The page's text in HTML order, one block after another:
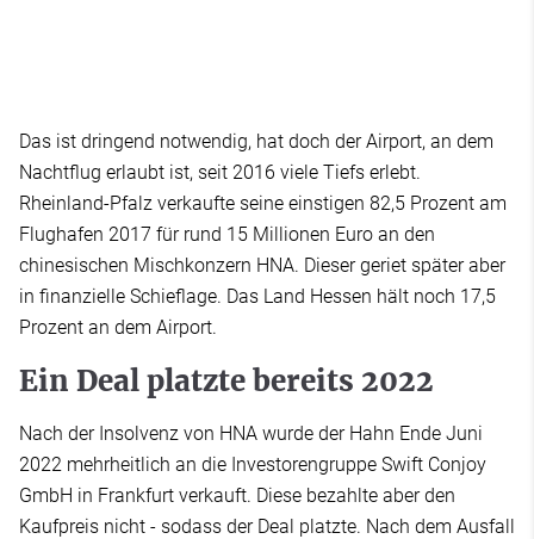
Das ist dringend notwendig, hat doch der Airport, an dem
Nachtflug erlaubt ist, seit 2016 viele Tiefs erlebt.
Rheinland-Pfalz verkaufte seine einstigen 82,5 Prozent am
Flughafen 2017 für rund 15 Millionen Euro an den
chinesischen Mischkonzern HNA. Dieser geriet später aber
in finanzielle Schieflage. Das Land Hessen hält noch 17,5
Prozent an dem Airport.
Ein Deal platzte bereits 2022
Nach der Insolvenz von HNA wurde der Hahn Ende Juni
2022 mehrheitlich an die Investorengruppe Swift Conjoy
GmbH in Frankfurt verkauft. Diese bezahlte aber den
Kaufpreis nicht - sodass der Deal platzte. Nach dem Ausfall